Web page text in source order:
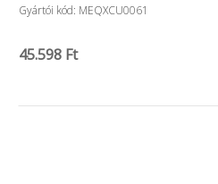
Gyártói kód: MEQXCU0061
45.598 Ft